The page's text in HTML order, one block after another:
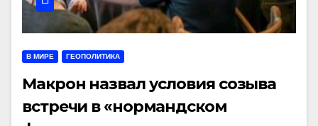
В МИРЕ ГЕОПОЛИТИКА
Макрон назвал условия созыва
встречи в «нормандском